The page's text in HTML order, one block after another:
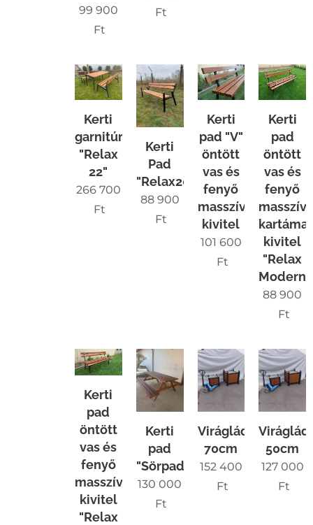
99 900
Ft
Ft
Kerti
garnitúra
"Relax
22"
266 700
Ft
Kerti
Pad
"Relax20"
88 900
Ft
Kerti
pad "V"
öntött
vas és
fenyő
masszív
kivitel
101 600
Ft
Kerti
pad
öntött
vas és
fenyő
masszív
kivitel
"Relax
Modern"
88 900
Ft
Kerti
pad
öntött
vas és
fenyő
masszív
kivitel
"Relax
Kerti
pad
"Sörpad"
130 000
Ft
Virágláda
70cm
152 400
Ft
50cm
127 000
Ft